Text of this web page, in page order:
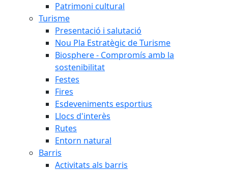
Patrimoni cultural
Turisme
Presentació i salutació
Nou Pla Estratègic de Turisme
Biosphere - Compromís amb la
sostenibilitat
Festes
Fires
Esdeveniments esportius
Llocs d'interès
Rutes
Entorn natural
Barris
Activitats als barris